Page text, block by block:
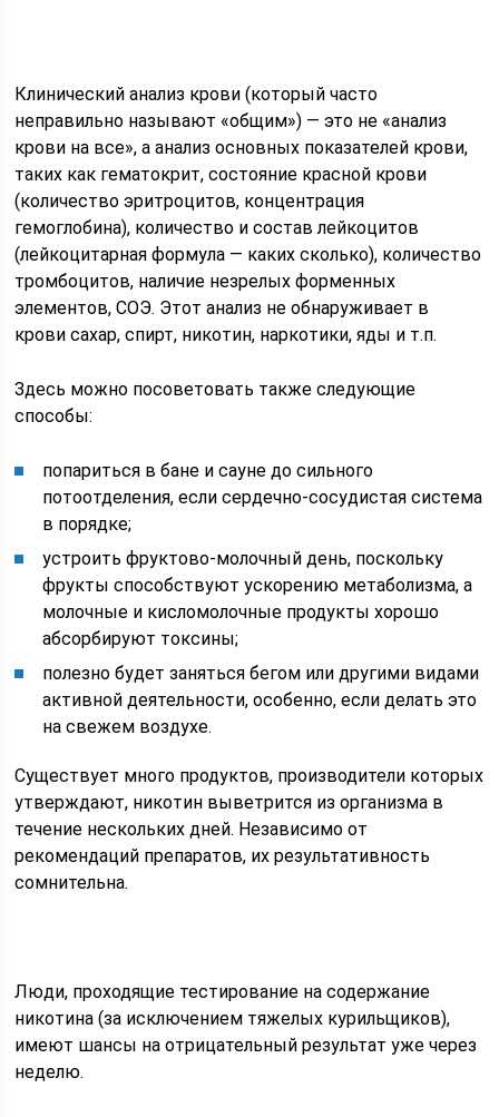
Клинический анализ крови (который часто
неправильно называют «общим») — это не «анализ
крови на все», а анализ основных показателей крови,
таких как гематокрит, состояние красной крови
(количество эритроцитов, концентрация
гемоглобина), количество и состав лейкоцитов
(лейкоцитарная формула — каких сколько), количество
тромбоцитов, наличие незрелых форменных
элементов, СОЭ. Этот анализ не обнаруживает в
крови сахар, спирт, никотин, наркотики, яды и т.п.
Здесь можно посоветовать также следующие
способы:
попариться в бане и сауне до сильного
потоотделения, если сердечно-сосудистая система
в порядке;
устроить фруктово-молочный день, поскольку
фрукты способствуют ускорению метаболизма, а
молочные и кисломолочные продукты хорошо
абсорбируют токсины;
полезно будет заняться бегом или другими видами
активной деятельности, особенно, если делать это
на свежем воздухе.
Существует много продуктов, производители которых
утверждают, никотин выветрится из организма в
течение нескольких дней. Независимо от
рекомендаций препаратов, их результативность
сомнительна.
Люди, проходящие тестирование на содержание
никотина (за исключением тяжелых курильщиков),
имеют шансы на отрицательный результат уже через
неделю.